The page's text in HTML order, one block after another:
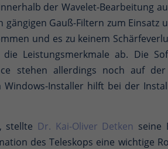
der Wavelet-Bearbeitung
Gauß-Filtern zum Einsatz
und es zu keinem
Leistungsmerkmale ab. Die
stehen allerdings noch auf
Installer hilft bei der
stellte Dr. Kai-Oliver Detken seine
des Teleskops eine wichtige